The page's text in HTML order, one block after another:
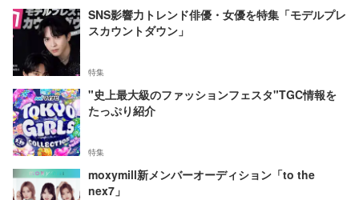
SNS影響力トレンド俳優・女優を特集「モデルプレ
スカウントダウン」
特集
"史上最大級のファッションフェスタ"TGC情報を
たっぷり紹介
特集
moxymill新メンバーオーディション「to the
nex7」